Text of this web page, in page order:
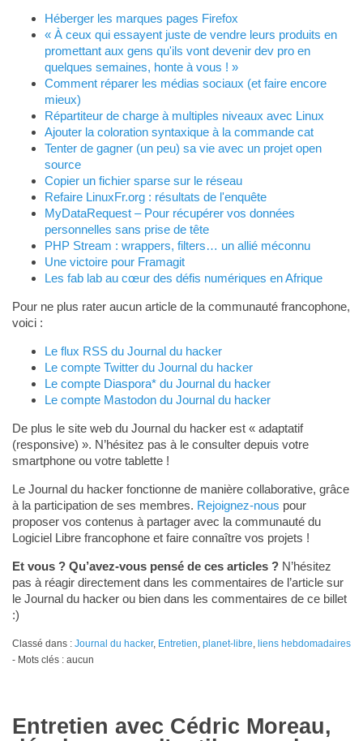
Héberger les marques pages Firefox
« À ceux qui essayent juste de vendre leurs produits en
promettant aux gens qu'ils vont devenir dev pro en
quelques semaines, honte à vous ! »
Comment réparer les médias sociaux (et faire encore
mieux)
Répartiteur de charge à multiples niveaux avec Linux
Ajouter la coloration syntaxique à la commande cat
Tenter de gagner (un peu) sa vie avec un projet open
source
Copier un fichier sparse sur le réseau
Refaire LinuxFr.org : résultats de l'enquête
MyDataRequest – Pour récupérer vos données
personnelles sans prise de tête
PHP Stream : wrappers, filters… un allié méconnu
Une victoire pour Framagit
Les fab lab au cœur des défis numériques en Afrique
Pour ne plus rater aucun article de la communauté francophone,
voici :
Le flux RSS du Journal du hacker
Le compte Twitter du Journal du hacker
Le compte Diaspora* du Journal du hacker
Le compte Mastodon du Journal du hacker
De plus le site web du Journal du hacker est « adaptatif
(responsive) ». N’hésitez pas à le consulter depuis votre
smartphone ou votre tablette !
Le Journal du hacker fonctionne de manière collaborative, grâce
à la participation de ses membres. Rejoignez-nous pour
proposer vos contenus à partager avec la communauté du
Logiciel Libre francophone et faire connaître vos projets !
Et vous ? Qu’avez-vous pensé de ces articles ?N’hésitez
pas à réagir directement dans les commentaires de l’article sur
le Journal du hacker ou bien dans les commentaires de ce billet
:)
Classé dans : Journal du hacker, Entretien, planet-libre, liens hebdomadaires
- Mots clés : aucun
Entretien avec Cédric Moreau,